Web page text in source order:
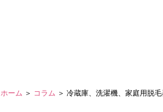
ホーム ＞ コラム ＞ 冷蔵庫、洗濯機、家庭用脱